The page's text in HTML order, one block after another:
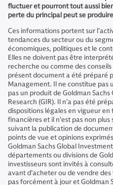
fluctuer et pourront tout aussi
perte du principal peut se
Ces informations portent sur
tendances du secteur ou du
économiques, politiques et le
Elles ne doivent pas être
recherche ou comme des
présent document a été préparé
Management. Il ne constitue pas
pas un produit de Goldman
Research (GIR). Il n’a pas été
dispositions légales en vigueur
financières et il n’est pas non
suivant la publication de
points de vue et opinions
Goldman Sachs Global
départements ou divisions de
investisseurs sont invités à
avant d’acheter ou de vendre
pas forcément à jour et Goldman